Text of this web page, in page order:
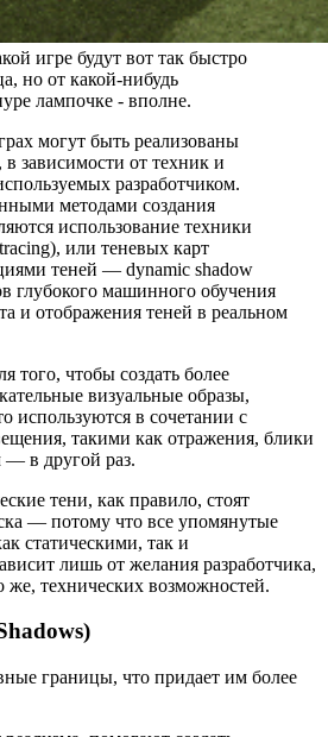
игре будут вот так быстро
но от какой-нибудь
лампочке - вполне.
могут быть реализованы
зависимости от техник и
разработчиком.
методами создания
использование техники
или теневых карт
теней — dynamic shadow
глубокого машинного обучения
и отображения теней в реальном
того, чтобы создать более
визуальные образы,
используются в сочетании с
такими как отражения, блики
— в другой раз.
тени, как правило, стоят
— потому что все упомянутые
статическими, так и
лишь от желания разработчика,
же, технических возможностей.
границы, что придает им более